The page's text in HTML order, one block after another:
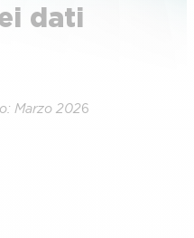
dati
Marzo 2026